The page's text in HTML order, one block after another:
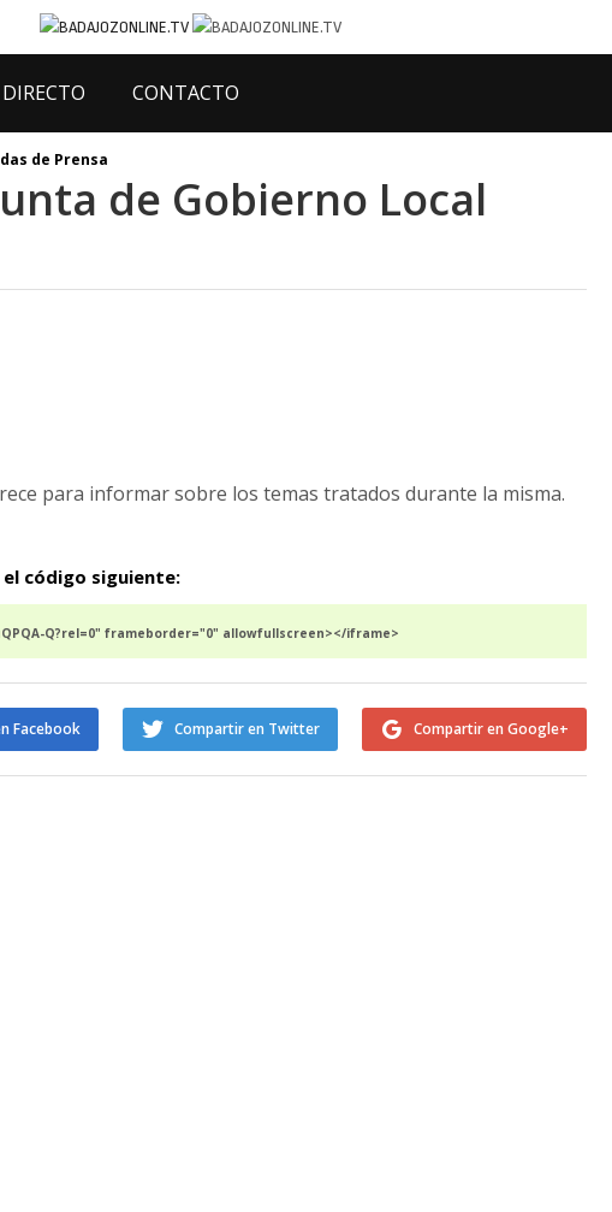
CONTACTO
de Prensa
de Gobierno Local
para informar sobre los temas tratados durante la misma.
código siguiente:
Q?rel=0" frameborder="0" allowfullscreen></iframe>
Compartir en Google+
Compartir en Twitter
Facebook